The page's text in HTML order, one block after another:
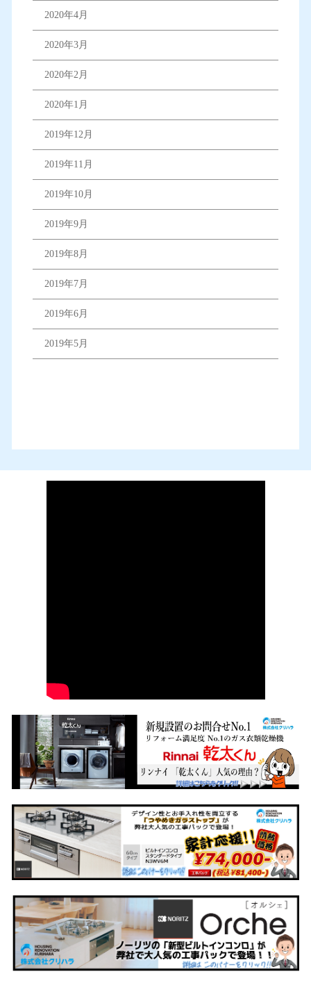
2020年4月
2020年3月
2020年2月
2020年1月
2019年12月
2019年11月
2019年10月
2019年9月
2019年8月
2019年7月
2019年6月
2019年5月